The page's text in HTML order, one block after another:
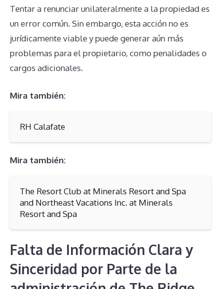
Tentar a renunciar unilateralmente a la propiedad es
un error común. Sin embargo, esta acción no es
jurídicamente viable y puede generar aún más
problemas para el propietario, como penalidades o
cargos adicionales.
Mira también:
RH Calafate
Mira también:
The Resort Club at Minerals Resort and Spa
and Northeast Vacations Inc. at Minerals
Resort and Spa
Falta de Información Clara y
Sinceridad por Parte de la